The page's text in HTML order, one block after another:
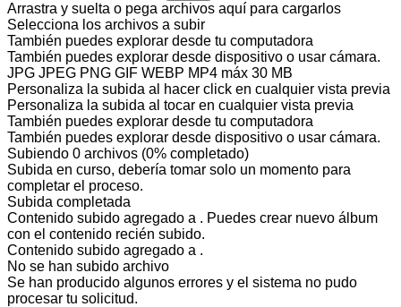
Arrastra y suelta o pega archivos aquí para cargarlos
Selecciona los archivos a subir
También puedes explorar desde tu computadora
También puedes explorar desde dispositivo o usar cámara.
JPG JPEG PNG GIF WEBP MP4 máx 30 MB
Personaliza la subida al hacer click en cualquier vista previa
Personaliza la subida al tocar en cualquier vista previa
También puedes explorar desde tu computadora
También puedes explorar desde dispositivo o usar cámara.
Subiendo 0 archivos (0% completado)
Subida en curso, debería tomar solo un momento para
completar el proceso.
Subida completada
Contenido subido agregado a . Puedes crear nuevo álbum
con el contenido recién subido.
Contenido subido agregado a .
No se han subido archivo
Se han producido algunos errores y el sistema no pudo
procesar tu solicitud.